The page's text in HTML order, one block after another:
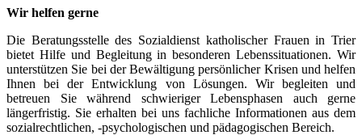
Wir helfen gerne
Die Beratungsstelle des Sozialdienst katholischer Frauen in Trier
bietet Hilfe und Begleitung in besonderen Lebenssituationen. Wir
unterstützen Sie bei der Bewältigung persönlicher Krisen und helfen
Ihnen bei der Entwicklung von Lösungen. Wir begleiten und
betreuen Sie während schwieriger Lebensphasen auch gerne
längerfristig. Sie erhalten bei uns fachliche Informationen aus dem
sozialrechtlichen, -psychologischen und pädagogischen Bereich.